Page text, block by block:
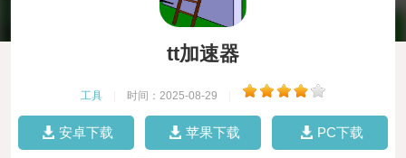
tt加速器
工具 时间：2025-08-29
安卓下载 苹果下载 PC下载